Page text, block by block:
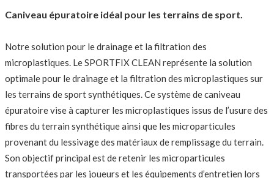
Caniveau épuratoire idéal pour les terrains de sport.
Notre solution pour le drainage et la filtration des
microplastiques. Le SPORTFIX CLEAN représente la solution
optimale pour le drainage et la filtration des microplastiques sur
les terrains de sport synthétiques. Ce système de caniveau
épuratoire vise à capturer les microplastiques issus de l’usure des
fibres du terrain synthétique ainsi que les microparticules
provenant du lessivage des matériaux de remplissage du terrain.
Son objectif principal est de retenir les microparticules
transportées par les joueurs et les équipements d’entretien lors